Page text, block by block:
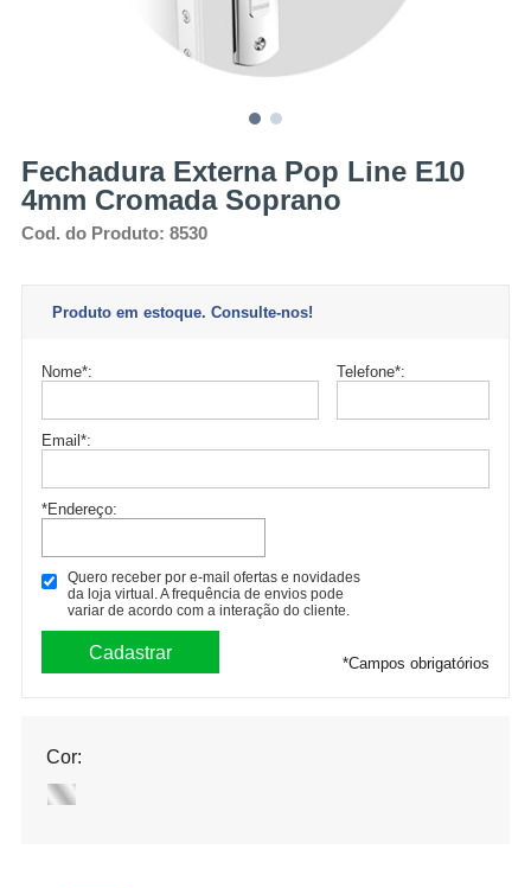
Fechadura Externa Pop Line E10
4mm Cromada Soprano
Cod. do Produto: 8530
Produto em estoque. Consulte-nos!
Nome*: Telefone*:
Email *:
*Endereço:
Quero receber por e-mail ofertas e novidades
da loja virtual. A frequência de envios pode
variar de acordo com a interação do cliente.
*Campos obrigatórios
Cor: